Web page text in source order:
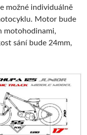
možné individuálně
Motor bude
motohodinami,
sání bude 24mm,